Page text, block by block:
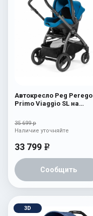
Автокресло Peg Perego
Primo Viaggio SL на
White/Black) Saxony Blue
35 699 р
33 799 e
Сообщить
Наличие уточняйте
3D